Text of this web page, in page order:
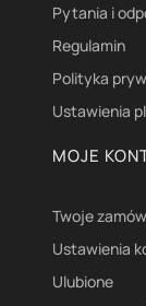
Pytania i
Regulamin
Polityka
Ustawienia
MOJE
Twoje
Ustawienia
Ulubione